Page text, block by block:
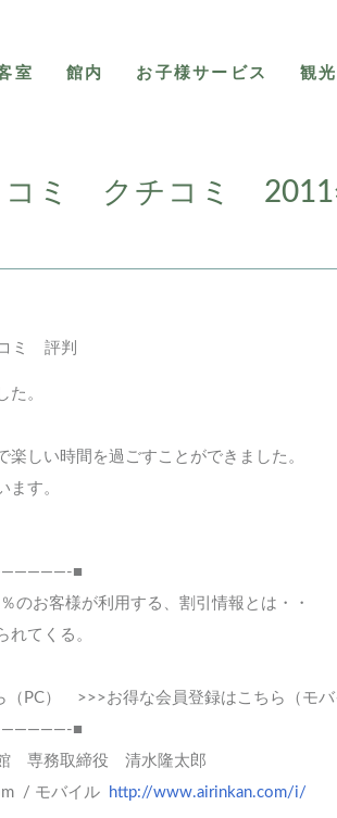
室 館内 お子様サービス 観
ミ クチコミ 2011
た。
楽しい時間を過ごすことができました。
ます。
■
のお客様が利用する、割引情報とは・・
れてくる。
PC）
>>>お得な会員登録はこちら（モバ
■
務取締役 清水隆太郎
/ モバイル http://www.airinkan.com/i/